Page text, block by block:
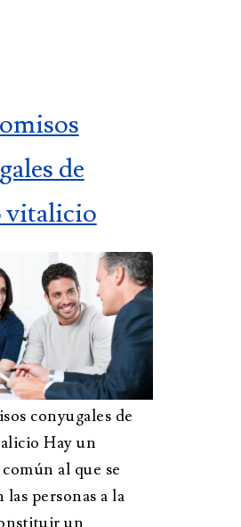
de
vitalicio
conyugales de
Hay un
al que se
personas a la